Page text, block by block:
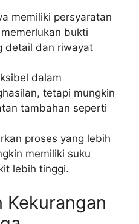
memiliki persyaratan
bukti
detail dan riwayat
dalam
tetapi mungkin
tambahan seperti
proses yang lebih
memiliki suku
lebih tinggi.
Kekurangan